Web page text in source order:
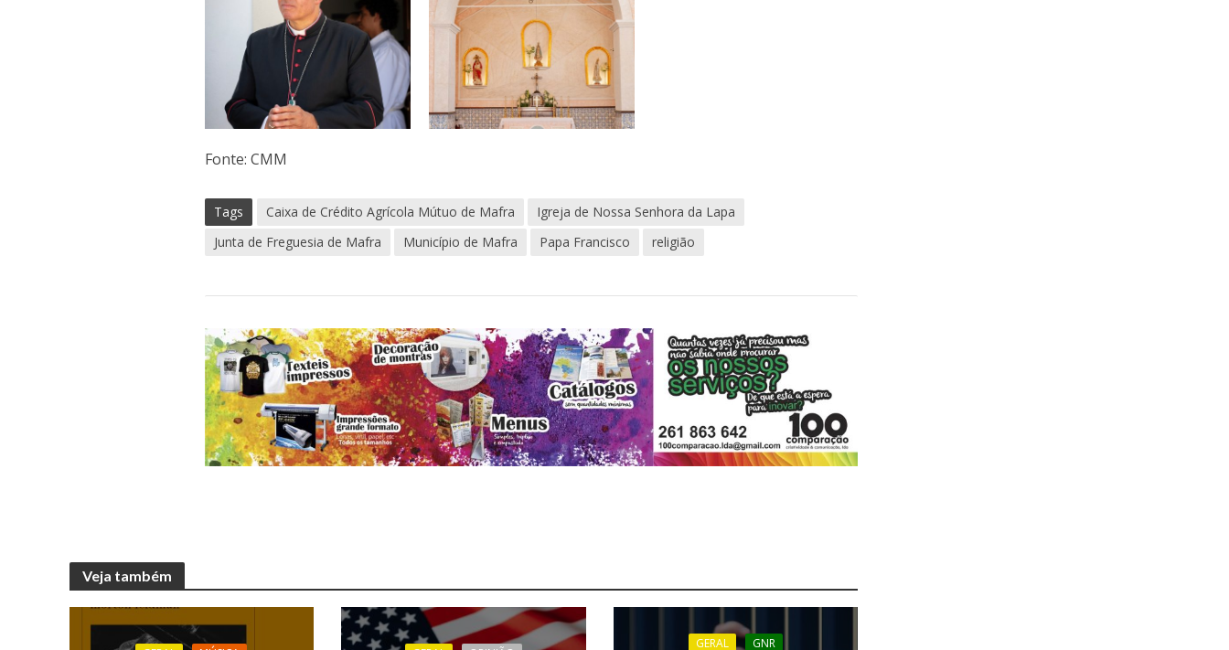
Fonte: CMM
Tags Caixa de Crédito Agrícola Mútuo de Mafra
Igreja de Nossa Senhora da Lapa
Junta de Freguesia de Mafra
Município de Mafra Papa Francisco religião
Veja também
GERAL GNR